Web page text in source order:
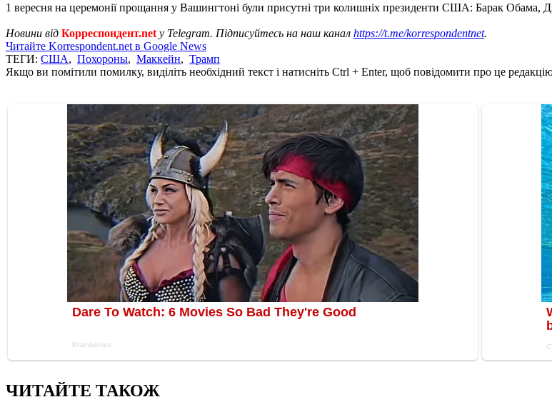
1 вересня на церемонії прощання у Вашингтоні були присутні три колишніх президенти США: Барак Обама,
Новини від Корреспондент.net у Telegram. Підписуйтесь на наш канал https://t.me/korrespondentnet.
Читайте Korrespondent.net в Google News
ТЕГИ: США, Похороны, Маккейн, Трамп
Якщо ви помітили помилку, виділіть необхідний текст і натисніть Ctrl + Enter, щоб повідомити про це
ЧИТАЙТЕ ТАКОЖ